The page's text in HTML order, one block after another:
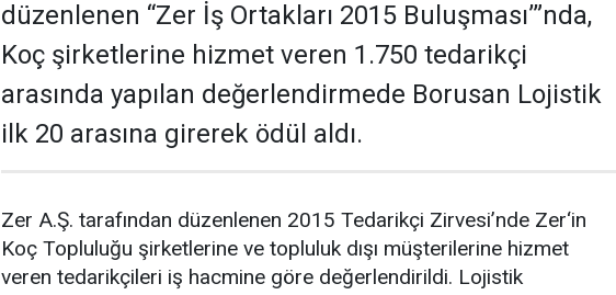
düzenlenen “Zer İş Ortakları 2015 Buluşması’”nda,
Koç şirketlerine hizmet veren 1.750 tedarikçi
arasında yapılan değerlendirmede Borusan Lojistik
ilk 20 arasına girerek ödül aldı.
Zer A.Ş. tarafından düzenlenen 2015 Tedarikçi Zirvesi’nde Zer‘in
Koç Topluluğu şirketlerine ve topluluk dışı müşterilerine hizmet
veren tedarikçileri iş hacmine göre değerlendirildi. Lojistik